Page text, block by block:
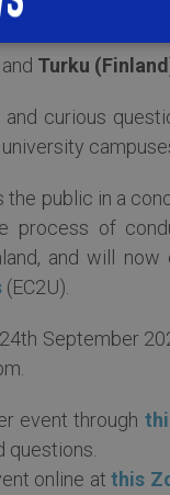
to get to a
and Turku
curious
public in a
process of
and will
(EC2U).
September
event through
online atthis